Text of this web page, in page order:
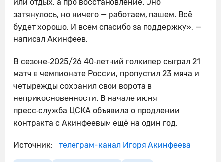
или отдых, а про восстановление. Оно
затянулось, но ничего — работаем, пашем. Всё
будет хорошо. И всем спасибо за поддержку», —
написал Акинфеев.
В сезоне‑2025/26 40‑летний голкипер сыграл 21
матч в чемпионате России, пропустил 23 мяча и
четырежды сохранил свои ворота в
неприкосновенности. В начале июня
пресс‑служба ЦСКА объявила о продлении
контракта с Акинфеевым ещё на один год.
Источник: телеграм-канал Игоря Акинфеева